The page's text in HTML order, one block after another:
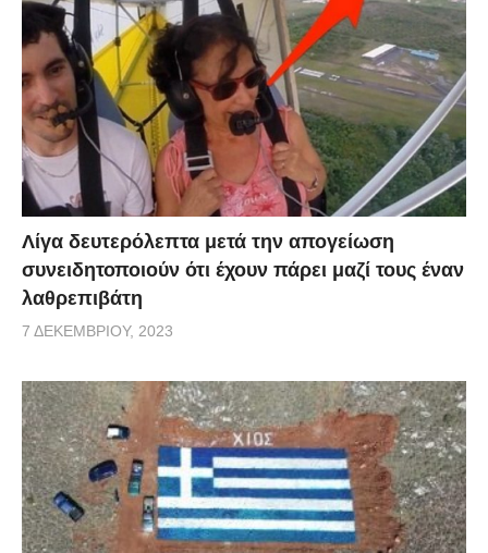
Λίγα δευτερόλεπτα μετά την απογείωση
συνειδητοποιούν ότι έχουν πάρει μαζί τους έναν
λαθρεπιβάτη
7 ΔΕΚΕΜΒΡΊΟΥ, 2023